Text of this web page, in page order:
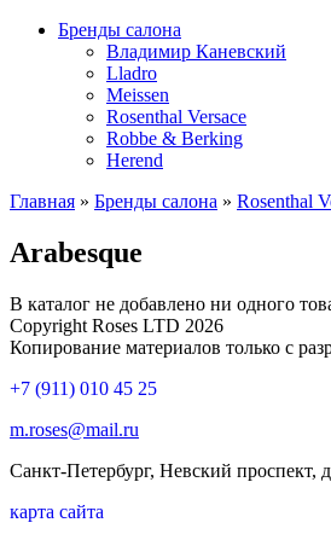
Бренды салона
Владимир Каневский
Lladro
Meissen
Rosenthal Versace
Robbe & Berking
Herend
Главная » Бренды салона » Rosenthal
Arabesque
В каталог не добавлено ни одного
Copyright Roses LTD 2026
Копирование материалов только с
+7 (911) 010 45 25
m.roses@mail.ru
Санкт-Петербург, Невский проспект,
карта сайта